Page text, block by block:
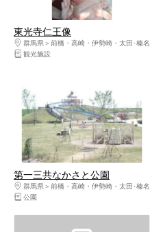
東光寺仁王像
群馬県
前橋・高崎・伊勢崎・太田･榛名
観光施設
第一三共なかさと公園
群馬県
前橋・高崎・伊勢崎・太田･榛名
公園